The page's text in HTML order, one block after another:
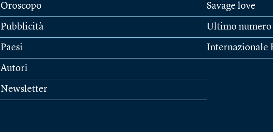
Oroscopo
Pubblicità
Paesi
Autori
Newsletter
Savage love
Ultimo numero
Internazionale